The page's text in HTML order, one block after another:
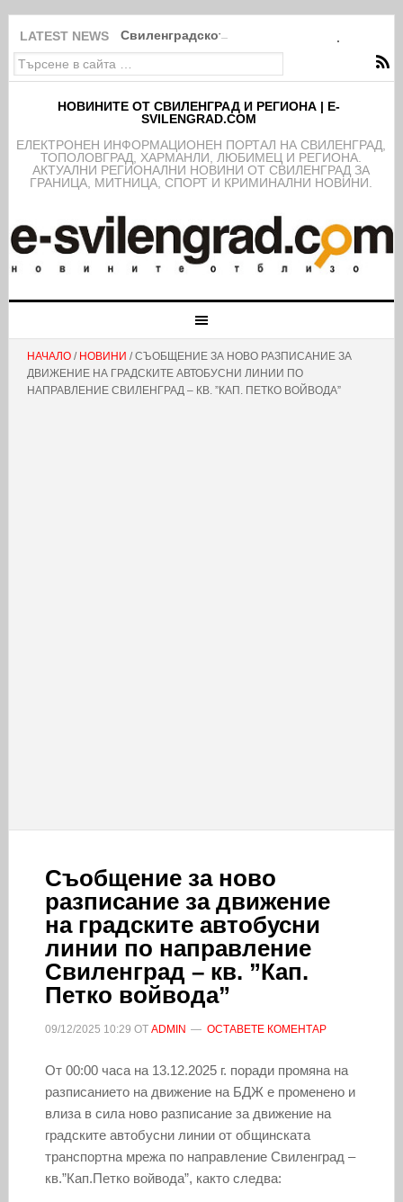
LATEST NEWS Свиленградското село Мезек събра света
НОВИНИТЕ ОТ СВИЛЕНГРАД И РЕГИОНА | E-
SVILENGRAD.COM
EЛЕКТРОНЕН ИНФОРМАЦИОНЕН ПОРТАЛ НА СВИЛЕНГРАД,
ТОПОЛОВГРАД, ХАРМАНЛИ, ЛЮБИМЕЦ И РЕГИОНА.
АКТУАЛНИ РЕГИОНАЛНИ НОВИНИ ОТ СВИЛЕНГРАД ЗА
ГРАНИЦА, МИТНИЦА, СПОРТ И КРИМИНАЛНИ НОВИНИ.
НАЧАЛО/ НОВИНИ / СЪОБЩЕНИЕ ЗА НОВО РАЗПИСАНИЕ ЗА
ДВИЖЕНИЕ НА ГРАДСКИТЕ АВТОБУСНИ ЛИНИИ ПО
НАПРАВЛЕНИЕ СВИЛЕНГРАД – КВ. ”КАП. ПЕТКО ВОЙВОДА”
Съобщение за ново
разписание за движение
на градските автобусни
линии по направление
Свиленград – кв. ”Кап.
Петко войвода”
09/12/2025 10:29 ОТ ADMIN ОСТАВЕТЕ КОМЕНТАР
От 00:00 часа на 13.12.2025 г. поради промяна на
разписанието на движение на БДЖ е променено и
влиза в сила ново разписание за движение на
градските автобусни линии от общинската
транспортна мрежа по направление Свиленград –
кв.”Кап.Петко войвода”, както следва: